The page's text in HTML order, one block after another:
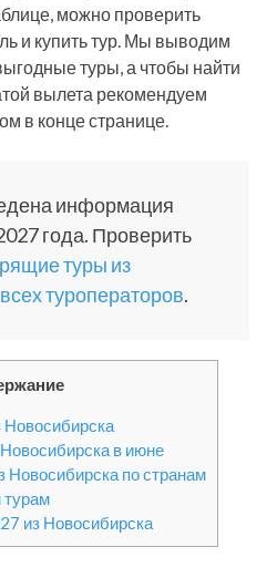
можно проверить
и купить тур. Мы выводим
туры, а чтобы найти
вылета рекомендуем
в конце странице.
информация
года. Проверить
туры из
туроператоров.
Новосибирска
в июне
по странам
турам
из Новосибирска